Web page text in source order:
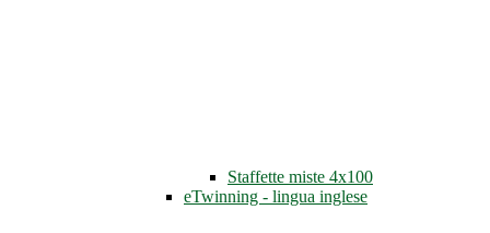
Staffette miste 4x100
eTwinning - lingua inglese